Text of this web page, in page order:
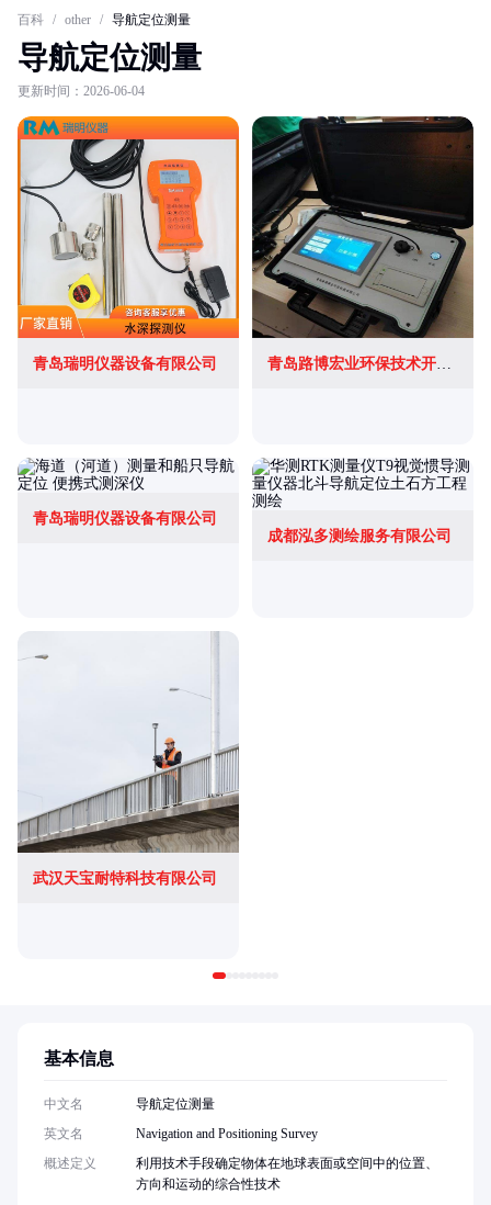
百科 / other / 导航定位测量
导航定位测量
更新时间：2026-06-04
青岛瑞明仪器设备有限公司 青岛路博宏业环保技术开发有限公司
青岛瑞明仪器设备有限公司
成都泓多测绘服务有限公司
武汉天宝耐特科技有限公司
基本信息
中文名
导航定位测量
英文名
Navigation and Positioning Survey
概述定义
利用技术手段确定物体在地球表面或空间中的位置、
方向和运动的综合性技术